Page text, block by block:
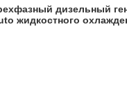
дизельный
жидкостного